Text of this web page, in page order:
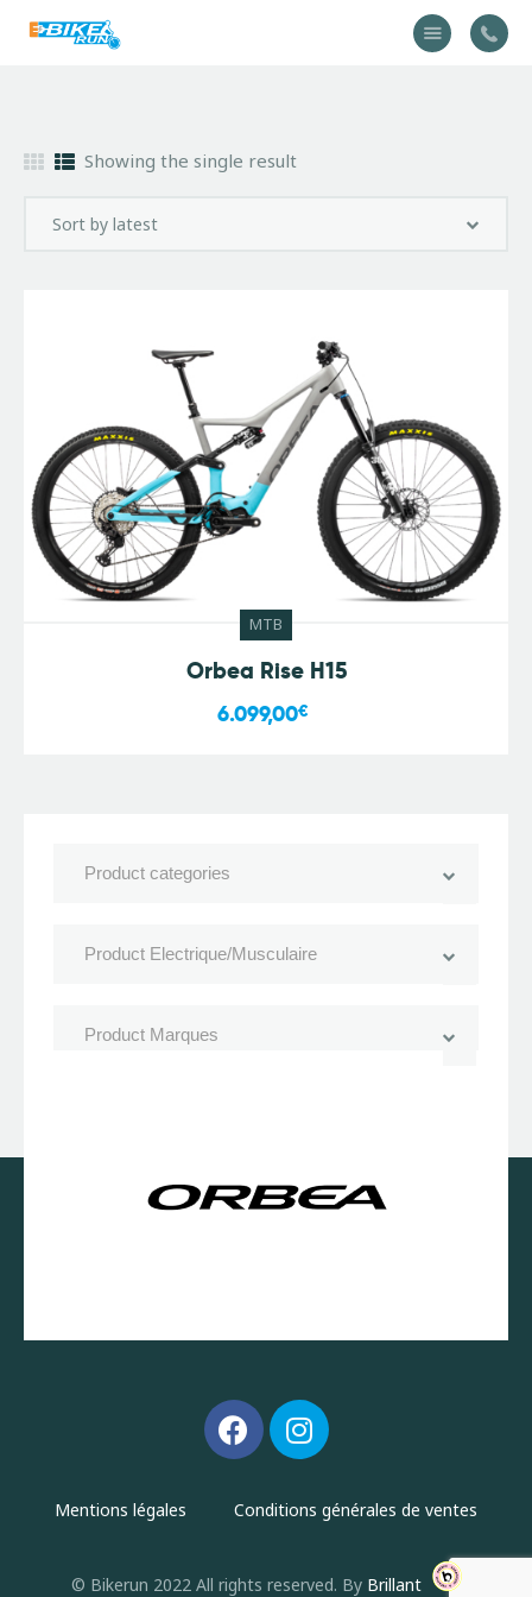
Vélo
Équipement
Showing the single result
MTB
Orbea Rise H15
6.099,00€
Mentions légales Conditions générales de ventes
© Bikerun 2022 All rights reserved. By Brillant